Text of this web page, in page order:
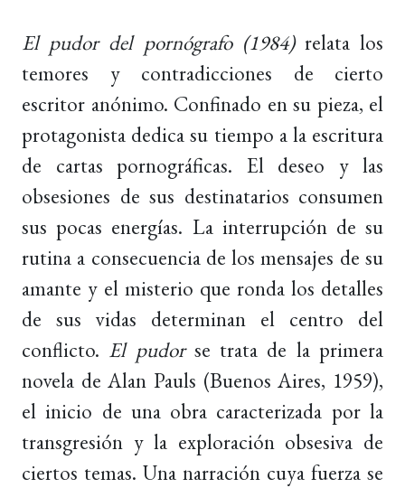
El pudor del pornógrafo (1984)relata los
temores y contradicciones de cierto
escritor anónimo. Confinado en su pieza, el
protagonista dedica su tiempo a la escritura
de cartas pornográficas. El deseo y las
obsesiones de sus destinatarios consumen
sus pocas energías. La interrupción de su
rutina a consecuencia de los mensajes de su
amante y el misterio que ronda los detalles
de sus vidas determinan el centro del
conflicto. El pudorse trata de la primera
novela de Alan Pauls (Buenos Aires, 1959),
el inicio de una obra caracterizada por la
transgresión y la exploración obsesiva de
ciertos temas. Una narración cuya fuerza se